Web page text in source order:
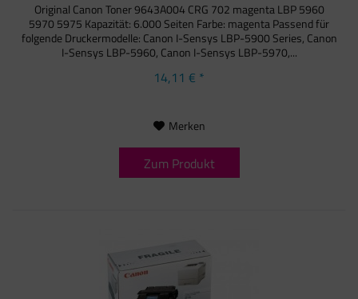
Original Canon Toner 9643A004 CRG 702 magenta LBP 5960
5970 5975 Kapazität: 6.000 Seiten Farbe: magenta Passend für
folgende Druckermodelle: Canon I-Sensys LBP-5900 Series, Canon
I-Sensys LBP-5960, Canon I-Sensys LBP-5970,...
14,11 € *
Merken
Zum Produkt